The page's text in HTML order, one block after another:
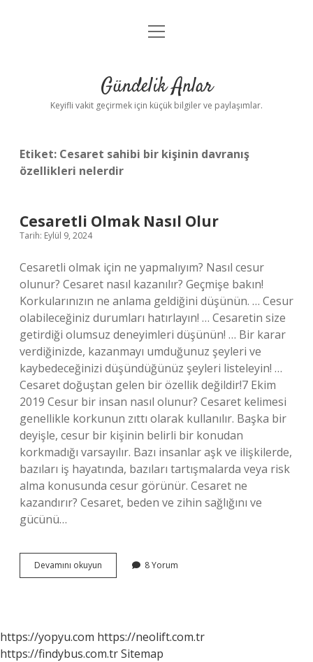
Anasayfa
Yasal Uyarı
menüyü
Gündelik Anlar
Keyifli vakit geçirmek için küçük bilgiler ve paylaşımlar.
Etiket: Cesaret sahibi bir kişinin davranış
özellikleri nelerdir
Cesaretli Olmak Nasıl Olur
Tarih: Eylül 9, 2024
Cesaretli olmak için ne yapmalıyım? Nasıl cesur
olunur? Cesaret nasıl kazanılır? Geçmişe bakın!
Korkularınızın ne anlama geldiğini düşünün. … Cesur
olabileceğiniz durumları hatırlayın! … Cesaretin size
getirdiği olumsuz deneyimleri düşünün! … Bir karar
verdiğinizde, kazanmayı umduğunuz şeyleri ve
kaybedeceğinizi düşündüğünüz şeyleri listeleyin! …
Cesaret doğuştan gelen bir özellik değildir!7 Ekim
2019 Cesur bir insan nasıl olunur? Cesaret kelimesi
genellikle korkunun zıttı olarak kullanılır. Başka bir
deyişle, cesur bir kişinin belirli bir konudan
korkmadığı varsayılır. Bazı insanlar aşk ve ilişkilerde,
bazıları iş hayatında, bazıları tartışmalarda veya risk
alma konusunda cesur görünür. Cesaret ne
kazandırır? Cesaret, beden ve zihin sağlığını ve
gücünü…
Devamını okuyun Cesaretli
Olmak
8 Yorum
https://yopyu.com https://neolift.com.tr
https://findybus.com.trSitemap